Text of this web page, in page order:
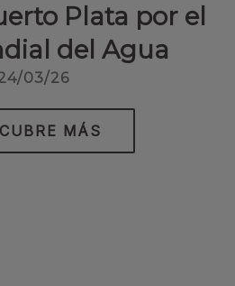
Plata por el
del Agua
03/26
MÁS